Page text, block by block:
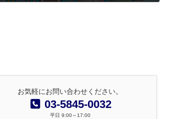
お気軽にお問い合わせください。
03-5845-0032
平日 9:00～17:00